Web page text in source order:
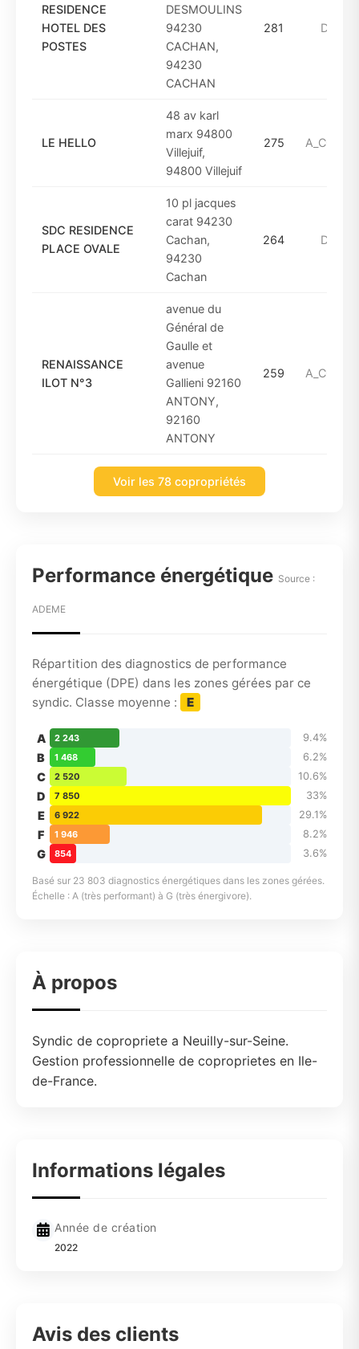
RESIDENCE
HOTEL DES
POSTES
DESMOULINS
94230
CACHAN,
94230
CACHAN
281
LE HELLO
48 av karl
marx 94800
Villejuif,
94800 Villejuif
275
SDC RESIDENCE
PLACE OVALE
10 pl jacques
carat 94230
Cachan,
94230
Cachan
264
RENAISSANCE
ILOT N°3
avenue du
Général de
Gaulle et
avenue
Gallieni 92160
ANTONY,
92160
ANTONY
259
Voir les 78 copropriétés
Performance énergétique Source :
ADEME
Répartition des diagnostics de performance
énergétique (DPE) dans les zones gérées par ce
syndic. Classe moyenne :
E
A 2 243 9.4%
B 1 468 6.2%
C 2 520 10.6%
D 7 850 33%
E 6 922 29.1%
F 1 946 8.2%
G 854 3.6%
Basé sur 23 803 diagnostics énergétiques dans les zones gérées.
Échelle : A (très performant) à G (très énergivore).
À propos
Syndic de copropriete a Neuilly-sur-Seine.
Gestion professionnelle de coproprietes en Ile-
de-France.
Informations légales
Année de création
2022
Avis des clients